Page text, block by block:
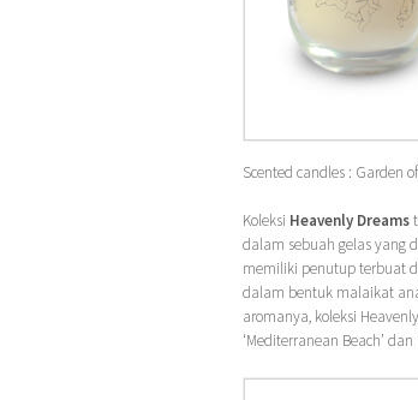
Scented candles : Garden
Koleksi Heavenly Dreams
dalam sebuah gelas yang
memiliki penutup terbuat
dalam bentuk malaikat
aromanya, koleksi
‘Mediterranean Beach’ dan